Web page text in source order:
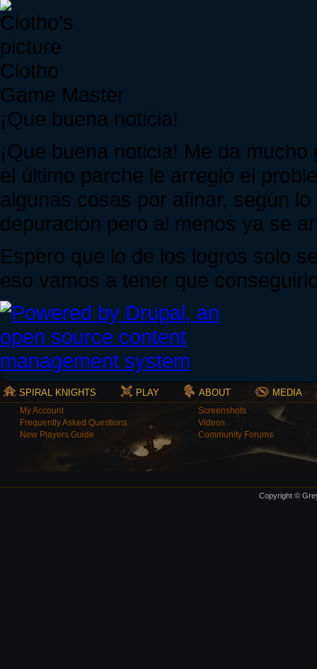
Clotho
Game Master
¡Que buena noticia!
¡Que buena noticia! Me da
el último parche le arregló el
algunas cosas por afinar, según
depuración pero al menos ya se
Espero que lo de los logros solo
eso vamos a tener que
SPIRAL KNIGHTS PLAY ABOUT MEDIA
My Account
Frequently Asked Questions
New Players Guide
Screenshots
Videos
Community Forums
Copyright ©